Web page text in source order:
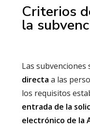
Criterios
la
Las subvenciones
directa a las
los requisitos
entrada de la
electrónico de la